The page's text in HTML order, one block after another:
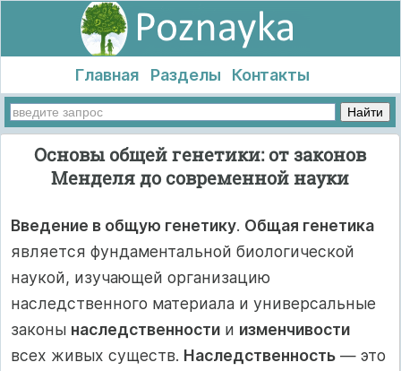
Главная Разделы Контакты
Основы общей генетики: от законов
Менделя до современной науки
Введение в общую генетику. Общая генетика
является фундаментальной биологической
наукой, изучающей организацию
наследственного материала и универсальные
законы наследственности и изменчивости
всех живых существ. Наследственность — это